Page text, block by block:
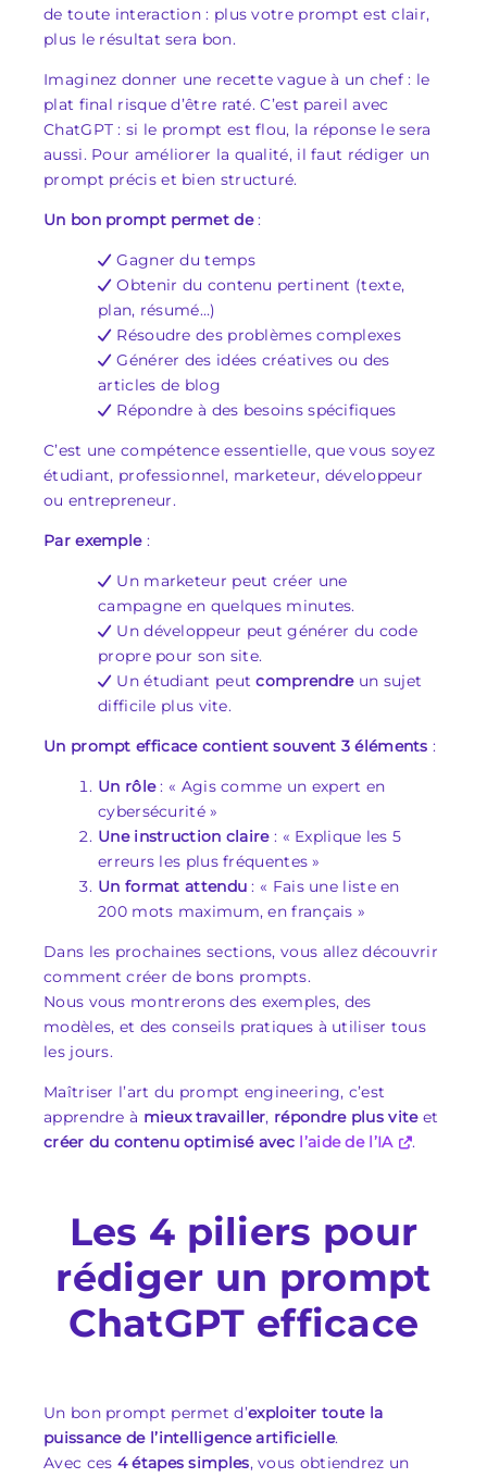
de toute interaction : plus votre prompt est clair,
plus le résultat sera bon.
Imaginez donner une recette vague à un chef : le
plat final risque d’être raté. C’est pareil avec
ChatGPT : si le prompt est flou, la réponse le sera
aussi. Pour améliorer la qualité, il faut rédiger un
prompt précis et bien structuré.
Un bon prompt permet de:
Gagner du temps
Obtenir du contenu pertinent (texte,
plan, résumé…)
Résoudre des problèmes complexes
Générer des idées créatives ou des
articles de blog
Répondre à des besoins spécifiques
C’est une compétence essentielle, que vous soyez
étudiant, professionnel, marketeur, développeur
ou entrepreneur.
Par exemple :
Un marketeur peut créer une
campagne en quelques minutes.
Un développeur peut générer du code
propre pour son site.
Un étudiant peutcomprendreun sujet
difficile plus vite.
Un prompt efficace contient souvent 3 éléments :
Un rôle: « Agis comme un expert en
cybersécurité »
Une instruction claire: « Explique les 5
erreurs les plus fréquentes »
Un format attendu : « Fais une liste en
200 mots maximum, en français »
Dans les prochaines sections, vous allez découvrir
comment créer de bons prompts.
Nous vous montrerons des exemples, des
modèles, et des conseils pratiques à utiliser tous
les jours.
Maîtriser l’art du prompt engineering, c’est
apprendre à mieux travailler, répondre plus viteet
créer du contenu optimisé avec l’aide de l’IA .
Les 4 piliers pour
rédiger un prompt
ChatGPT efficace
Un bon prompt permet d’exploiter toute la
puissance de l’intelligence artificielle.
Avec ces 4 étapes simples, vous obtiendrez un